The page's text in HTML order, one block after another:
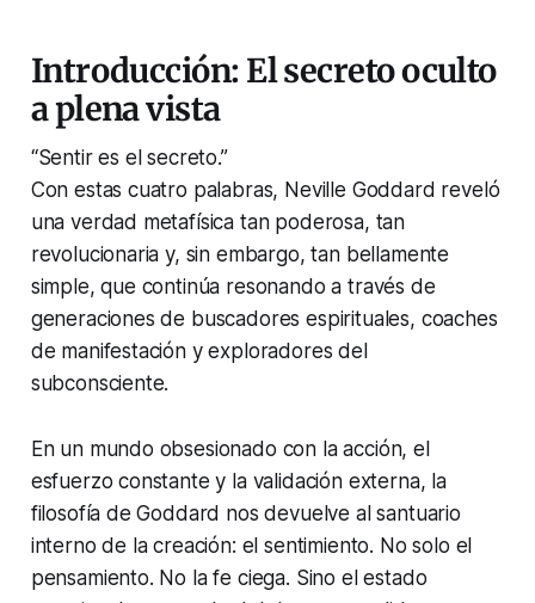
Introducción: El secreto oculto
a plena vista
“Sentir es el secreto.”
Con estas cuatro palabras, Neville Goddard reveló
una verdad metafísica tan poderosa, tan
revolucionaria y, sin embargo, tan bellamente
simple, que continúa resonando a través de
generaciones de buscadores espirituales, coaches
de manifestación y exploradores del
subconsciente.
En un mundo obsesionado con la acción, el
esfuerzo constante y la validación externa, la
filosofía de Goddard nos devuelve al santuario
interno de la creación: el sentimiento. No solo el
pensamiento. No la fe ciega. Sino el estado